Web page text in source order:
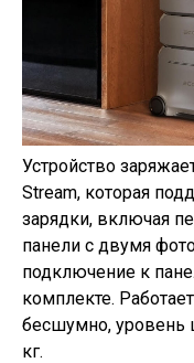
Устройство
Stream, которая
зарядки, включая
панели с двумя
подключение к
комплекте.
бесшумно, уровень
кг.